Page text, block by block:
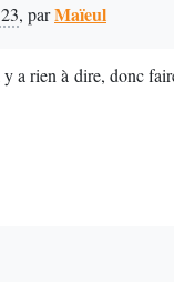
, parMaïeul
a rien à dire, donc